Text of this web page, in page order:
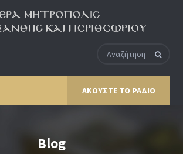
ΑΚΟΥΣΤΕ ΤΟ ΡΑΔΙΟ
Blog